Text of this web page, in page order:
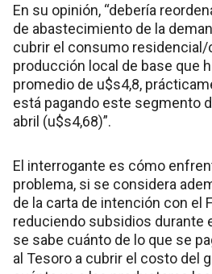
En su opinión, “debería
de abastecimiento de la
cubrir el consumo
producción local de base que
promedio de u$s4,8,
está pagando este segmento
abril (u$s4,68)”.
El interrogante es cómo
problema, si se considera
de la carta de intención con el
reduciendo subsidios durante
se sabe cuánto de lo que se
al Tesoro a cubrir el costo del